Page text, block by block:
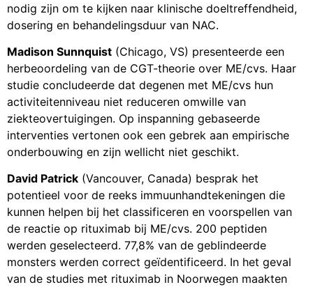
nodig zijn om te kijken naar klinische doeltreffendheid,
dosering en behandelingsduur van NAC.
Madison Sunnquist (Chicago, VS) presenteerde een
herbeoordeling van de CGT-theorie over ME/cvs. Haar
studie concludeerde dat degenen met ME/cvs hun
activiteitenniveau niet reduceren omwille van
ziekteovertuigingen. Op inspanning gebaseerde
interventies vertonen ook een gebrek aan empirische
onderbouwing en zijn wellicht niet geschikt.
David Patrick (Vancouver, Canada) besprak het
potentieel voor de reeks immuunhandtekeningen die
kunnen helpen bij het classificeren en voorspellen van
de reactie op rituximab bij ME/cvs. 200 peptiden
werden geselecteerd. 77,8% van de geblindeerde
monsters werden correct geïdentificeerd. In het geval
van de studies met rituximab in Noorwegen maakten